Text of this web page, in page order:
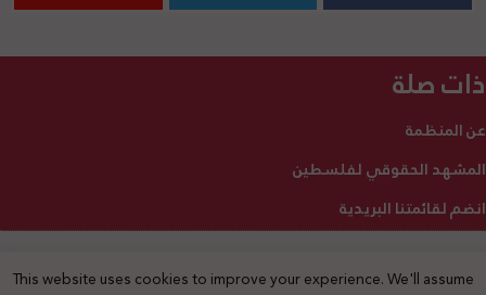
ذات صلة
عن المنظمة
المشهد الحقوقي لفلسطين
انضم لقائمتنا البريدية
This website uses cookies to improve your experience. We'll assume